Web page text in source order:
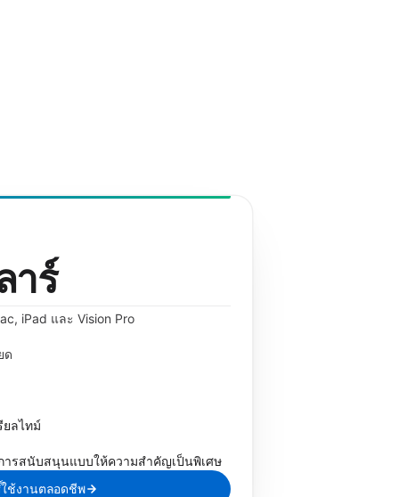
าร์
iPad และ Vision Pro
ด
ลไทม์
ารสนับสนุนแบบให้ความสำคัญเป็นพิเศษ
ช้งานตลอดชีพ